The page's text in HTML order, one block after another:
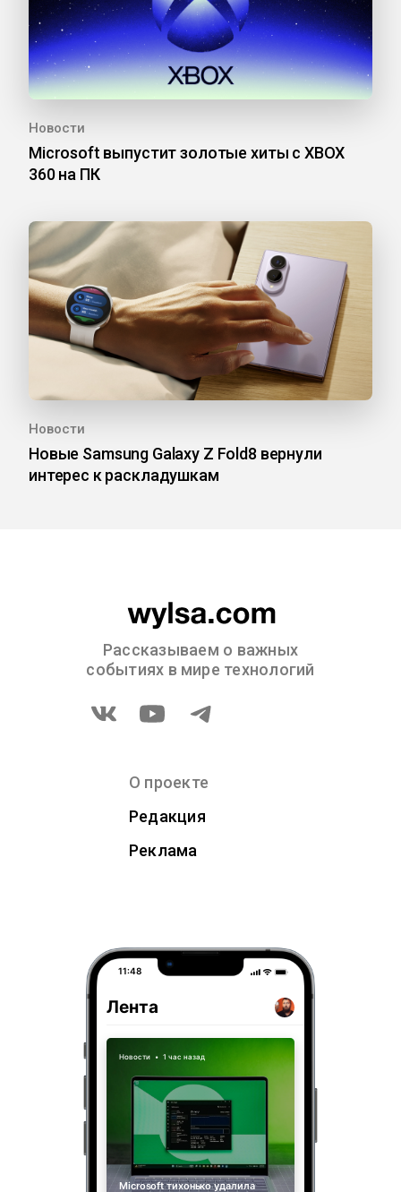
Новости
Microsoft выпустит золотые хиты с XBOX
360 на ПК
Новости
Новые Samsung Galaxy Z Fold8 вернули
интерес к раскладушкам
Рассказываем о важных
событиях в мире технологий
О проекте
Редакция
Реклама
11:48
Лента
Новости • 1 час назад
Microsoft тихонько удалила